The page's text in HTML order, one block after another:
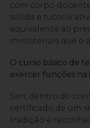
com corpo
sólida e tutoria
equivalente ao
ministeriais que o
O curso básico de
exercer funções na
Sim, dentro do
certificado de um
tradição é